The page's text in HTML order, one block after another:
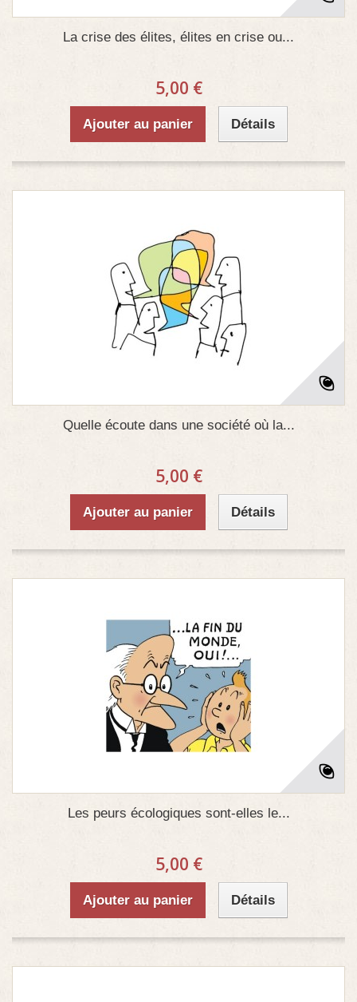
La crise des élites, élites en crise ou...
5,00 €
Ajouter au panier Détails
Quelle écoute dans une société où la...
5,00 €
Ajouter au panier Détails
Les peurs écologiques sont-elles le...
5,00 €
Ajouter au panier Détails